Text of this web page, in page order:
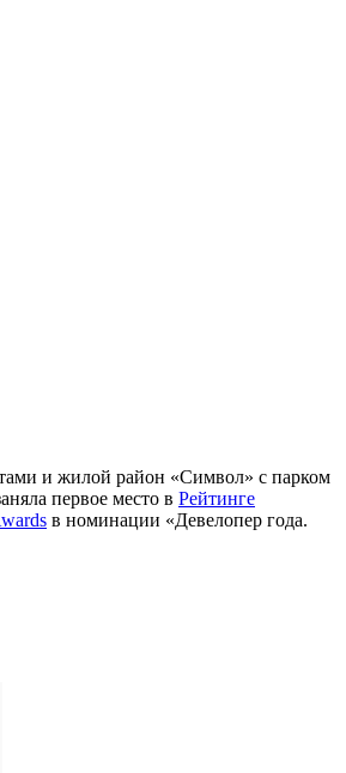
и жилой район «Символ» с парком
первое место в Рейтинге
в номинации «Девелопер года.